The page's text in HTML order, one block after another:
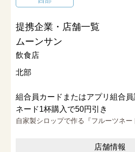
提携企業・店舗一覧
ムーンサン
飲食店
北部
組合員カードまたはアプリ組合
ネード1杯購入で50円引き
自家製シロップで作る『フルーツネー
店舗情報